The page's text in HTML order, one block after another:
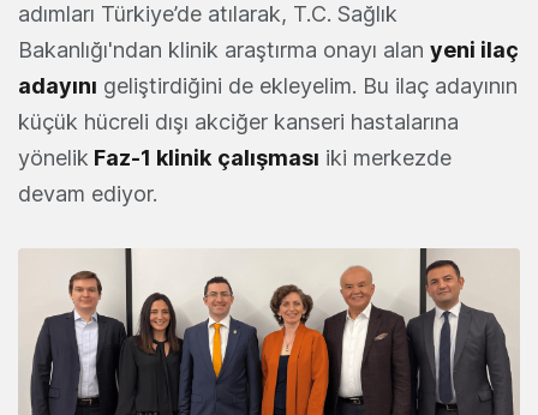
adımları Türkiye’de atılarak, T.C. Sağlık
Bakanlığı'ndan klinik araştırma onayı alan yeni ilaç
adayını geliştirdiğini de ekleyelim. Bu ilaç adayının
küçük hücreli dışı akciğer kanseri hastalarına
yönelik Faz-1 klinik çalışması iki merkezde
devam ediyor.